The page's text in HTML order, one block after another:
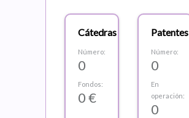
Cátedras
Número:
0
Fondos:
0 €
Patentes
Número:
0
En
operación:
0